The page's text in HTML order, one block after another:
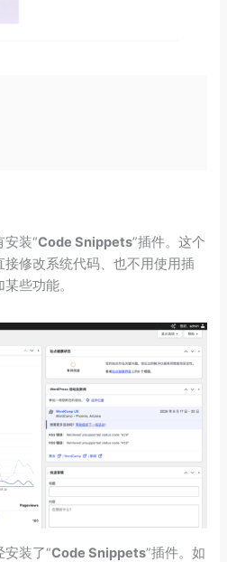
安装“Code Snippets”插件。这个
修改系统代码、也不用使用插
些功能。
安装了“Code Snippets”插件。如